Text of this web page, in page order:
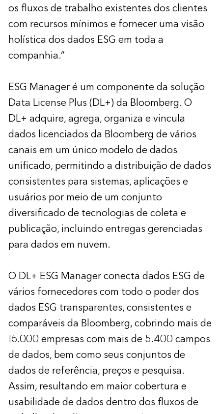
os fluxos de trabalho existentes dos clientes
com recursos mínimos e fornecer uma visão
holística dos dados ESG em toda a
companhia.”
ESG Manager é um componente da solução
Data License Plus (DL+) da Bloomberg. O
DL+ adquire, agrega, organiza e vincula
dados licenciados da Bloomberg de vários
canais em um único modelo de dados
unificado, permitindo a distribuição de dados
consistentes para sistemas, aplicações e
usuários por meio de um conjunto
diversificado de tecnologias de coleta e
publicação, incluindo entregas gerenciadas
para dados em nuvem.
O DL+ ESG Manager conecta dados ESG de
vários fornecedores com todo o poder dos
dados ESG transparentes, consistentes e
comparáveis da Bloomberg, cobrindo mais de
15.000 empresas com mais de 5.400 campos
de dados, bem como seus conjuntos de
dados de referência, preços e pesquisa.
Assim, resultando em maior cobertura e
usabilidade de dados dentro dos fluxos de